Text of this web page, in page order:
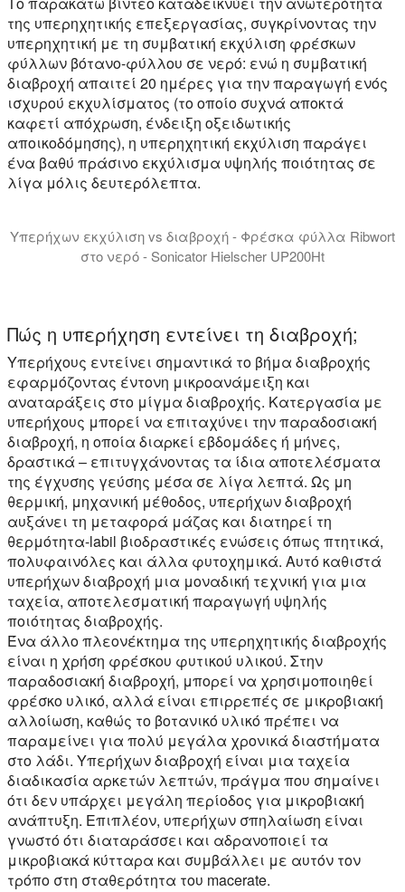
της υπερηχητικής επεξεργασίας, συγκρίνοντας την
υπερηχητική με τη συμβατική εκχύλιση φρέσκων
φύλλων βότανο-φύλλου σε νερό: ενώ η συμβατική
διαβροχή απαιτεί 20 ημέρες για την παραγωγή ενός
ισχυρού εκχυλίσματος (το οποίο συχνά αποκτά
καφετί απόχρωση, ένδειξη οξειδωτικής
αποικοδόμησης), η υπερηχητική εκχύλιση παράγει
ένα βαθύ πράσινο εκχύλισμα υψηλής ποιότητας σε
λίγα μόλις δευτερόλεπτα.
Υπερήχων εκχύλιση vs διαβροχή - Φρέσκα φύλλα Ribwort
στο νερό - Sonicator Hielscher UP200Ht
Πώς η υπερήχηση εντείνει τη διαβροχή;
Υπερήχους εντείνει σημαντικά το βήμα διαβροχής
εφαρμόζοντας έντονη μικροανάμειξη και
αναταράξεις στο μίγμα διαβροχής. Κατεργασία με
υπερήχους μπορεί να επιταχύνει την παραδοσιακή
διαβροχή, η οποία διαρκεί εβδομάδες ή μήνες,
δραστικά – επιτυγχάνοντας τα ίδια αποτελέσματα
της έγχυσης γεύσης μέσα σε λίγα λεπτά. Ως μη
θερμική, μηχανική μέθοδος, υπερήχων διαβροχή
αυξάνει τη μεταφορά μάζας και διατηρεί τη
θερμότητα-labil βιοδραστικές ενώσεις όπως πτητικά,
πολυφαινόλες και άλλα φυτοχημικά. Αυτό καθιστά
υπερήχων διαβροχή μια μοναδική τεχνική για μια
ταχεία, αποτελεσματική παραγωγή υψηλής
ποιότητας διαβροχής.
Ένα άλλο πλεονέκτημα της υπερηχητικής διαβροχής
είναι η χρήση φρέσκου φυτικού υλικού. Στην
παραδοσιακή διαβροχή, μπορεί να χρησιμοποιηθεί
φρέσκο υλικό, αλλά είναι επιρρεπές σε μικροβιακή
αλλοίωση, καθώς το βοτανικό υλικό πρέπει να
παραμείνει για πολύ μεγάλα χρονικά διαστήματα
στο λάδι. Υπερήχων διαβροχή είναι μια ταχεία
διαδικασία αρκετών λεπτών, πράγμα που σημαίνει
ότι δεν υπάρχει μεγάλη περίοδος για μικροβιακή
ανάπτυξη. Επιπλέον, υπερήχων σπηλαίωση είναι
γνωστό ότι διαταράσσει και αδρανοποιεί τα
μικροβιακά κύτταρα και συμβάλλει με αυτόν τον
τρόπο στη σταθερότητα του macerate.